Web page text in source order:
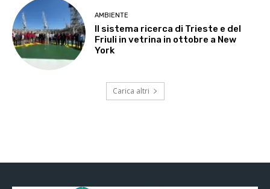
AMBIENTE
Il sistema ricerca di Trieste e del
Friuli in vetrina in ottobre a New
York
Carica altri